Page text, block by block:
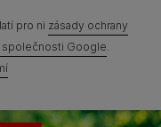
pro ni zásady ochrany
Google.
Soubory Cookies